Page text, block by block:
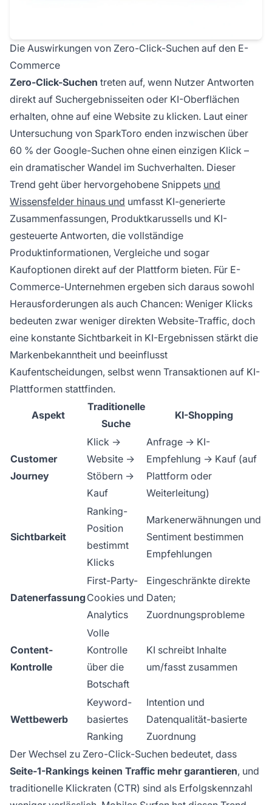
Die Auswirkungen von Zero-Click-Suchen auf den E-
Commerce
Zero-Click-Suchen treten auf, wenn Nutzer Antworten
direkt auf Suchergebnisseiten oder KI-Oberflächen
erhalten, ohne auf eine Website zu klicken. Laut einer
Untersuchung von SparkToro enden inzwischen über
60 % der Google-Suchen ohne einen einzigen Klick –
ein dramatischer Wandel im Suchverhalten. Dieser
Trend geht über hervorgehobene Snippets und
Wissensfelder hinaus und umfasst KI-generierte
Zusammenfassungen, Produktkarussells und KI-
gesteuerte Antworten, die vollständige
Produktinformationen, Vergleiche und sogar
Kaufoptionen direkt auf der Plattform bieten. Für E-
Commerce-Unternehmen ergeben sich daraus sowohl
Herausforderungen als auch Chancen: Weniger Klicks
bedeuten zwar weniger direkten Website-Traffic, doch
eine konstante Sichtbarkeit in KI-Ergebnissen stärkt die
Markenbekanntheit und beeinflusst
Kaufentscheidungen, selbst wenn Transaktionen auf KI-
Plattformen stattfinden.
Aspekt
Traditionelle
Suche
KI-Shopping
Customer
Journey
Klick →
Website →
Stöbern →
Kauf
Anfrage → KI-
Empfehlung → Kauf (auf
Plattform oder
Weiterleitung)
Sichtbarkeit
Ranking-
Position
bestimmt
Klicks
Markenerwähnungen und
Sentiment bestimmen
Empfehlungen
Datenerfassung
First-Party-
Cookies und
Analytics
Eingeschränkte direkte
Daten;
Zuordnungsprobleme
Content-
Kontrolle
Volle
Kontrolle
über die
Botschaft
KI schreibt Inhalte
um/fasst zusammen
Wettbewerb
Keyword-
basiertes
Ranking
Intention und
Datenqualität-basierte
Zuordnung
Der Wechsel zu Zero-Click-Suchen bedeutet, dass
Seite-1-Rankings keinen Traffic mehr garantieren, und
traditionelle Klickraten (CTR) sind als Erfolgskennzahl